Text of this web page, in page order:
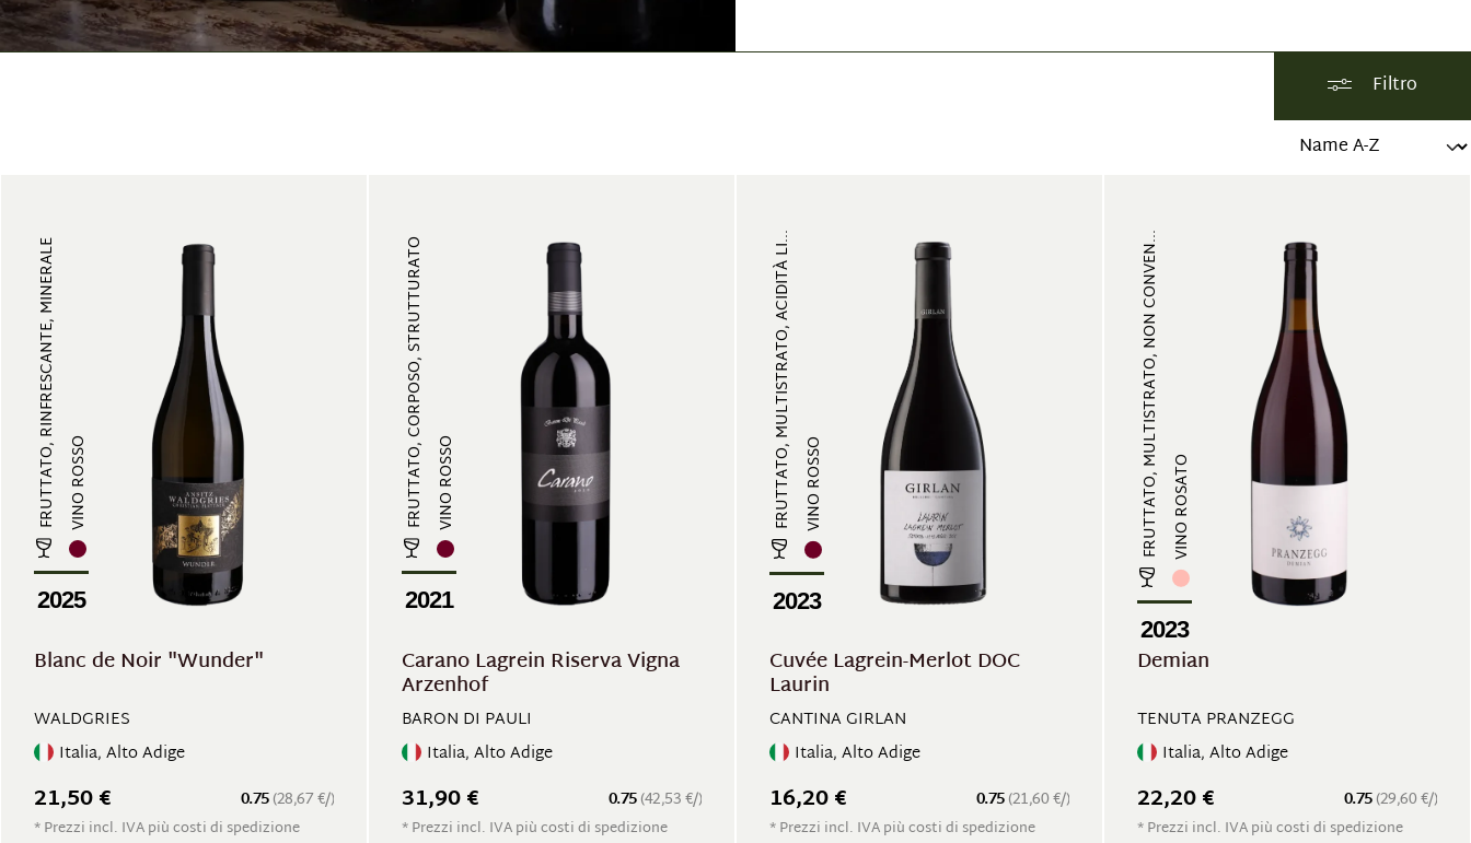
Filtro
FRUTTATO, RINFRESCANTE, MINERALEVINO ROSSO
2025
Blanc de Noir "Wunder"
WALDGRIES
Italia, Alto Adige
0.75(28,67 €/)
21,50 €
* Prezzi incl. IVA più costi di spedizione
FRUTTATO, CORPOSO, STRUTTURATOVINO ROSSO
2021
Carano Lagrein Riserva Vigna
Arzenhof
BARON DI PAULI
Italia, Alto Adige
0.75(42,53 €/)
31,90 €
* Prezzi incl. IVA più costi di spedizione
FRUTTATO, MULTISTRATO, ACIDITÀ LI...VINO ROSSO
2023
Cuvée Lagrein-Merlot DOC
Laurin
CANTINA GIRLAN
Italia, Alto Adige
0.75(21,60 €/)
16,20 €
* Prezzi incl. IVA più costi di spedizione
FRUTTATO, MULTISTRATO, NON CONVEN...VINO ROSATO
2023
Demian
TENUTA PRANZEGG
Italia, Alto Adige
0.75(29,60 €/)
22,20 €
* Prezzi incl. IVA più costi di spedizione